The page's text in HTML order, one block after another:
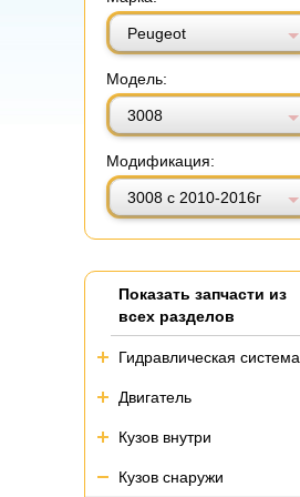
Peugeot
Модель:
3008
Модификация:
3008 с 2010-2016г
Показать запчасти из
всех разделов
Гидравлическая система
Двигатель
Кузов внутри
Кузов снаружи